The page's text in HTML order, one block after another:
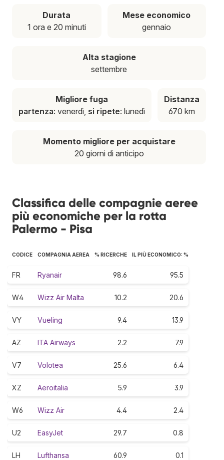
Durata
1 ora e 20 minuti
Mese economico
gennaio
Alta stagione
settembre
Migliore fuga
partenza: venerdì, si ripete: lunedì
Distanza
670 km
Momento migliore per acquistare
20 giorni di anticipo
Classifica delle compagnie aeree
più economiche per la rotta
Palermo - Pisa
CODICE COMPAGNIA AEREA % RICERCHE IL PIÙ ECONOMICO: %
FR Ryanair 98.6 95.5
W4 Wizz Air Malta 10.2 20.6
VY Vueling 9.4 13.9
AZ ITA Airways 2.2 7.9
V7 Volotea 25.6 6.4
XZ Aeroitalia 5.9 3.9
W6 Wizz Air 4.4 2.4
U2 EasyJet 29.7 0.8
LH Lufthansa 60.9 0.1